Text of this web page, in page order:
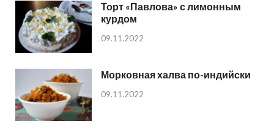
Торт «Павлова» с лимонным
курдом
09.11.2022
Морковная халва по-индийски
09.11.2022